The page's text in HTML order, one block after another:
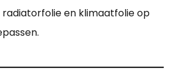
en klimaatfolie op